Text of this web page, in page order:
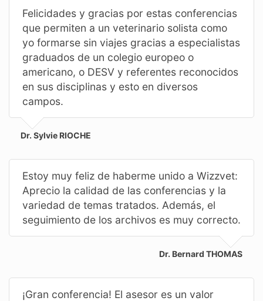
Felicidades y gracias por estas conferencias
que permiten a un veterinario solista como
yo formarse sin viajes gracias a especialistas
graduados de un colegio europeo o
americano, o DESV y referentes reconocidos
en sus disciplinas y esto en diversos
campos.
Dr. Sylvie RIOCHE
Estoy muy feliz de haberme unido a Wizzvet:
Aprecio la calidad de las conferencias y la
variedad de temas tratados. Además, el
seguimiento de los archivos es muy correcto.
Dr. Bernard THOMAS
¡Gran conferencia! El asesor es un valor